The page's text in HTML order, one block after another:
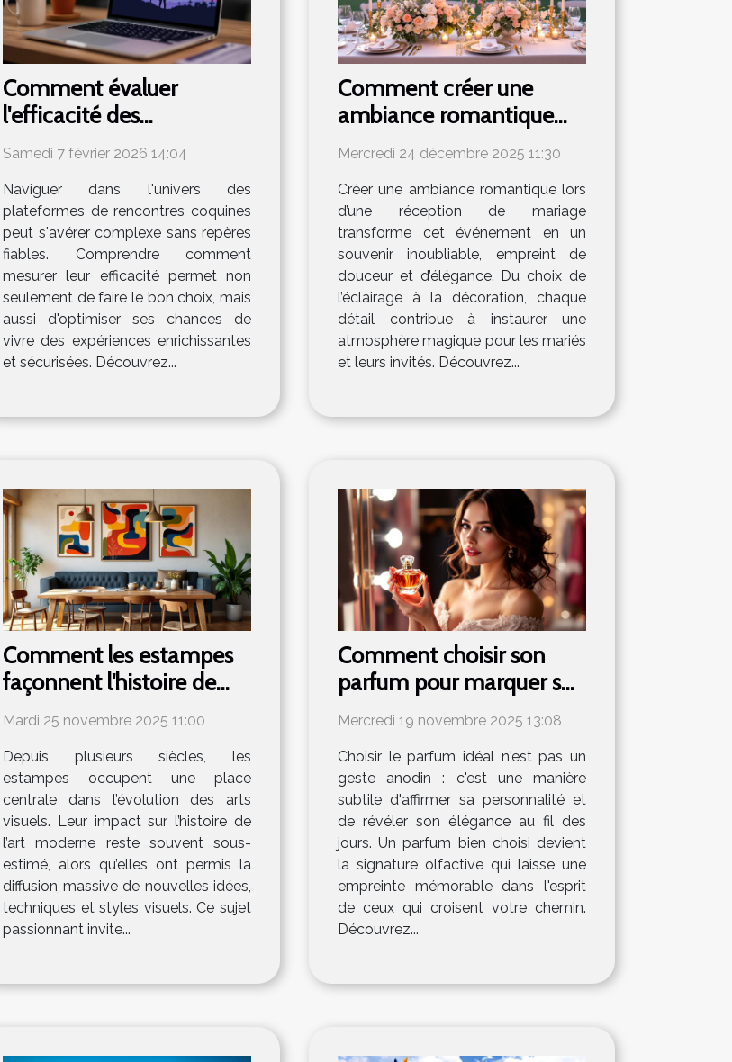
Comment évaluer
l'efficacité des
plateformes de
rencontres coquines ?
Samedi 7 février 2026 14:04
Naviguer dans l'univers des
plateformes de rencontres coquines
peut s'avérer complexe sans repères
fiables. Comprendre comment
mesurer leur efficacité permet non
seulement de faire le bon choix, mais
aussi d'optimiser ses chances de
vivre des expériences enrichissantes
et sécurisées. Découvrez...
Comment créer une
ambiance romantique
pour votre réception de
mariage ?
Mercredi 24 décembre 2025 11:30
Créer une ambiance romantique lors
d’une réception de mariage
transforme cet événement en un
souvenir inoubliable, empreint de
douceur et d’élégance. Du choix de
l’éclairage à la décoration, chaque
détail contribue à instaurer une
atmosphère magique pour les mariés
et leurs invités. Découvrez...
Comment les estampes
façonnent l'histoire de
l'art moderne ?
Mardi 25 novembre 2025 11:00
Depuis plusieurs siècles, les
estampes occupent une place
centrale dans l’évolution des arts
visuels. Leur impact sur l’histoire de
l’art moderne reste souvent sous-
estimé, alors qu’elles ont permis la
diffusion massive de nouvelles idées,
techniques et styles visuels. Ce sujet
passionnant invite...
Comment choisir son
parfum pour marquer son
élégance au quotidien ?
Mercredi 19 novembre 2025 13:08
Choisir le parfum idéal n'est pas un
geste anodin : c'est une manière
subtile d'affirmer sa personnalité et
de révéler son élégance au fil des
jours. Un parfum bien choisi devient
la signature olfactive qui laisse une
empreinte mémorable dans l'esprit
de ceux qui croisent votre chemin.
Découvrez...